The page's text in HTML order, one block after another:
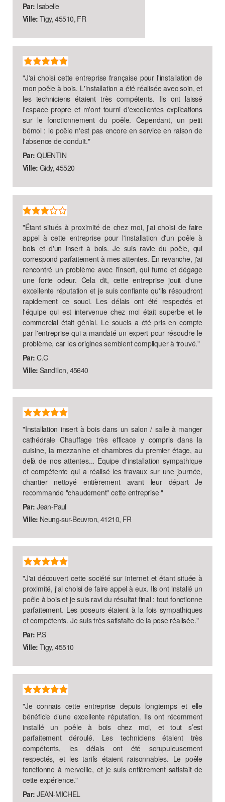
Par: Isabelle
Ville: Tigy, 45510, FR
"J'ai choisi cette entreprise française pour l'installation de
mon poêle à bois. L'installation a été réalisée avec soin, et
les techniciens étaient très compétents. Ils ont laissé
l'espace propre et m'ont fourni d'excellentes explications
sur le fonctionnement du poêle. Cependant, un petit
bémol : le poêle n'est pas encore en service en raison de
l'absence de conduit."
Par: QUENTIN
Ville: Gidy, 45520
"Étant situés à proximité de chez moi, j'ai choisi de faire
appel à cette entreprise pour l'installation d'un poêle à
bois et d'un insert à bois. Je suis ravie du poêle, qui
correspond parfaitement à mes attentes. En revanche, j'ai
rencontré un problème avec l'insert, qui fume et dégage
une forte odeur. Cela dit, cette entreprise jouit d'une
excellente réputation et je suis confiante qu'ils résoudront
rapidement ce souci. Les délais ont été respectés et
l'équipe qui est intervenue chez moi était superbe et le
commercial était génial. Le soucis a été pris en compte
par l'entreprise qui a mandaté un expert pour résoudre le
problème, car les origines semblent compliquer à trouvé."
Par: C.C
Ville: Sandillon, 45640
"Installation insert à bois dans un salon / salle à manger
cathédrale Chauffage très efficace y compris dans la
cuisine, la mezzanine et chambres du premier étage, au
delà de nos attentes... Equipe d'installation sympathique
et compétente qui a réalisé les travaux sur une journée,
chantier nettoyé entièrement avant leur départ Je
recommande "chaudement" cette entreprise"
Par: Jean-Paul
Ville: Neung-sur-Beuvron, 41210, FR
"J'ai découvert cette société sur internet et étant située à
proximité, j'ai choisi de faire appel à eux. Ils ont installé un
poêle à bois et je suis ravi du résultat final : tout fonctionne
parfaitement. Les poseurs étaient à la fois sympathiques
et compétents. Je suis très satisfaite de la pose réalisée."
Par: P.S
Ville: Tigy, 45510
"Je connais cette entreprise depuis longtemps et elle
bénéficie d’une excellente réputation. Ils ont récemment
installé un poêle à bois chez moi, et tout s’est
parfaitement déroulé. Les techniciens étaient très
compétents, les délais ont été scrupuleusement
respectés, et les tarifs étaient raisonnables. Le poêle
fonctionne à merveille, et je suis entièrement satisfait de
cette expérience."
Par: JEAN-MICHEL